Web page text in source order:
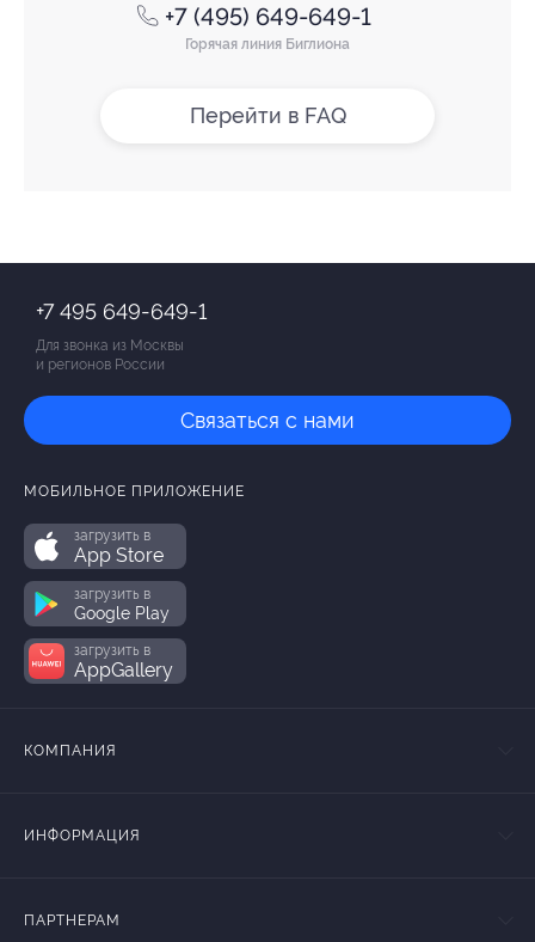
+7 (495) 649-649-1
Горячая линия Биглиона
Перейти в FAQ
+7 495 649-649-1
Для звонка из Москвы
и регионов России
Связаться с нами
МОБИЛЬНОЕ ПРИЛОЖЕНИЕ
загрузить в
App Store
загрузить в
Google Play
загрузить в
AppGallery
КОМПАНИЯ
ИНФОРМАЦИЯ
ПАРТНЕРАМ